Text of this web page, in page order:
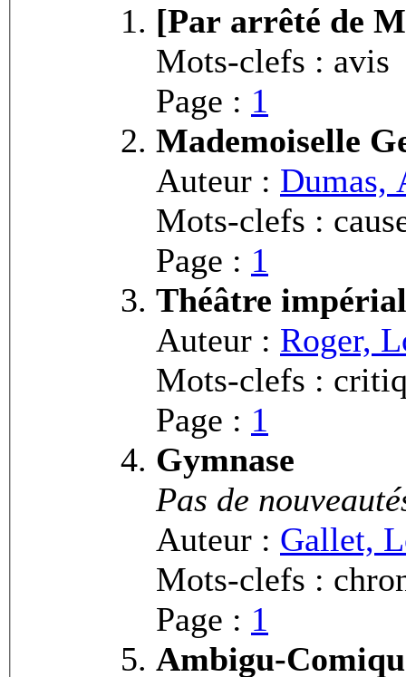
[Par arrêté de
Mots-clefs : avis
Page : 1
Mademoiselle
Auteur : Dumas,
Mots-clefs :
Page : 1
Théâtre
Auteur : Roger,
Mots-clefs :
Page : 1
Gymnase
Pas de
Auteur : Gallet,
Mots-clefs :
Page : 1
Ambigu-